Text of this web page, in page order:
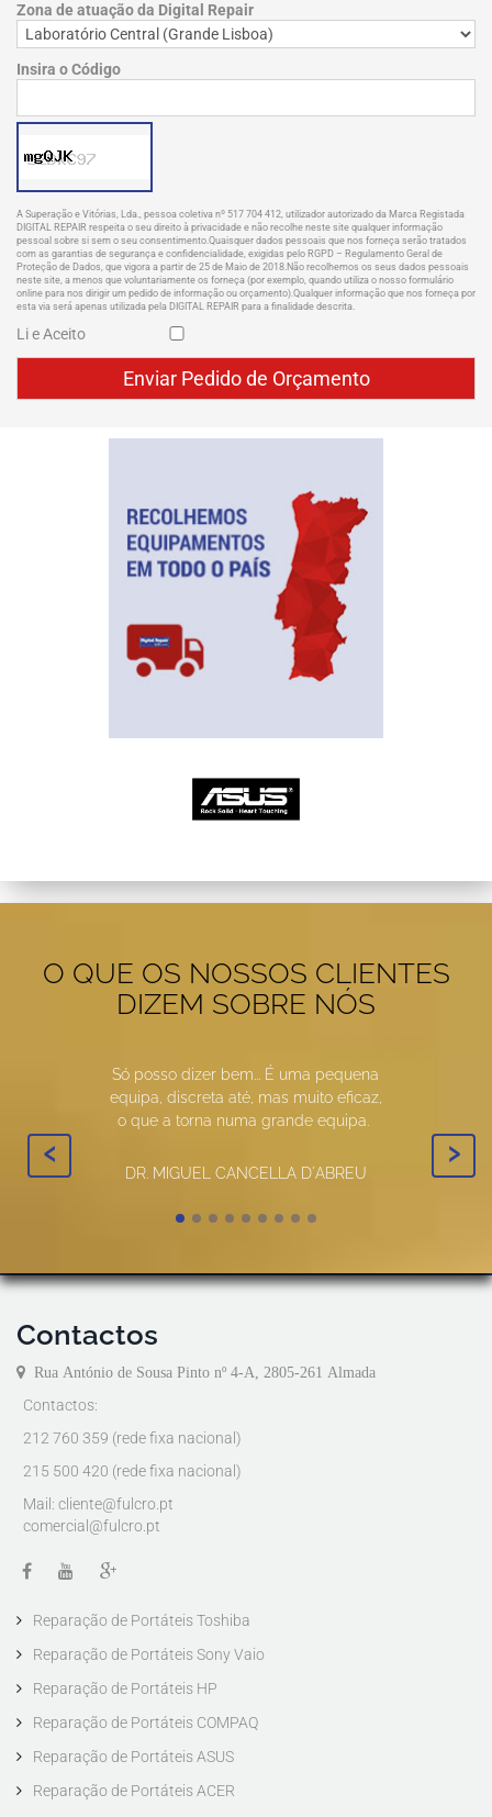
Zona de atuação da Digital Repair
Insira o Código
A Superação e Vitórias, Lda., pessoa coletiva nº 517 704 412, utilizador autorizado da Marca Registada
DIGITAL REPAIR respeita o seu direito à privacidade e não recolhe neste site qualquer informação
pessoal sobre si sem o seu consentimento.Quaisquer dados pessoais que nos forneça serão tratados
com as garantias de segurança e confidencialidade, exigidas pelo RGPD – Regulamento Geral de
Proteção de Dados, que vigora a partir de 25 de Maio de 2018.Não recolhemos os seus dados pessoais
neste site, a menos que voluntariamente os forneça (por exemplo, quando utiliza o nosso formulário
online para nos dirigir um pedido de informação ou orçamento).Qualquer informação que nos forneça por
esta via será apenas utilizada pela DIGITAL REPAIR para a finalidade descrita.
Li e Aceito
O QUE OS NOSSOS CLIENTES
DIZEM SOBRE NÓS
Só posso dizer bem... É uma pequena
equipa, discreta até, mas muito eficaz,
o que a torna numa grande equipa.
DR. MIGUEL CANCELLA D´ABREU ›
‹
Contactos
Rua António de Sousa Pinto nº 4-A, 2805-261 Almada
Contactos:
212 760 359 (rede fixa nacional)
215 500 420 (rede fixa nacional)
Mail: cliente@fulcro.pt
comercial@fulcro.pt
Reparação de Portáteis Toshiba
Reparação de Portáteis Sony Vaio
Reparação de Portáteis HP
Reparação de Portáteis COMPAQ
Reparação de Portáteis ASUS
Reparação de Portáteis ACER